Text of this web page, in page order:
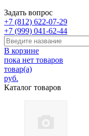
Задать вопрос
+7 (812) 622-07-29
+7 (999) 041-62-44
В корзине
пока нет товаров
товар(а)
руб.
Каталог товаров